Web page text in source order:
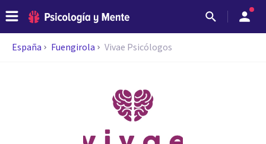
España Fuengirola Vivae Psicólogos